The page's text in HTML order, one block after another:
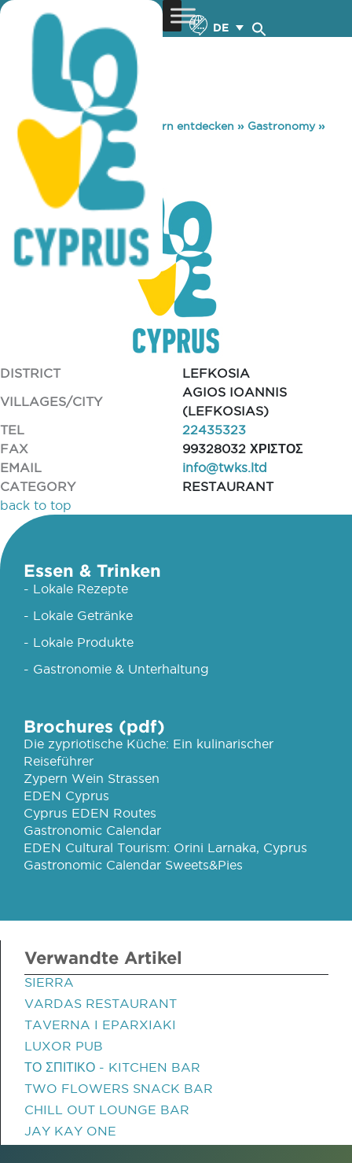
DE
You are here: Home »Zypern entdecken » Gastronomy»
SALT & FIRE
SALT & FIRE
DISTRICT
LEFKOSIA
VILLAGES/CITY
AGIOS IOANNIS
(LEFKOSIAS)
TEL
22435323
FAX
99328032 ΧΡΙΣΤΟΣ
EMAIL
info@twks.ltd
CATEGORY
RESTAURANT
back to top
Essen & Trinken
- Lokale Rezepte
- Lokale Getränke
- Lokale Produkte
- Gastronomie & Unterhaltung
Brochures (pdf)
Die zypriotische Küche: Ein kulinarischer
Reiseführer
Zypern Wein Strassen
EDEN Cyprus
Cyprus EDEN Routes
Gastronomic Calendar
EDEN Cultural Tourism: Orini Larnaka, Cyprus
Gastronomic Calendar Sweets&Pies
Verwandte Artikel
SIERRA
VARDAS RESTAURANT
TAVERNA I EPARXIAKI
LUXOR PUB
ΤΟ ΣΠΙΤΙΚΟ - KITCHEN BAR
TWO FLOWERS SNACK BAR
CHILL OUT LOUNGE BAR
JAY KAY ONE